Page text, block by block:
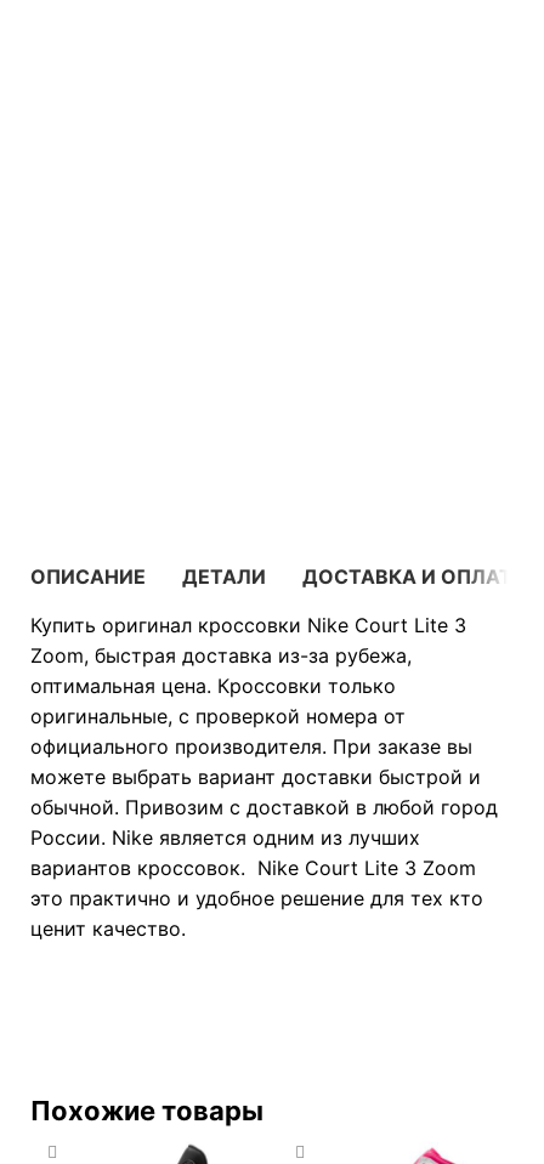
ОПИСАНИЕ ДЕТАЛИ
ДОСТАВКА И ОПЛАТА
Купить оригинал кроссовки Nike Court Lite 3
Zoom, быстрая доставка из-за рубежа,
оптимальная цена. Кроссовки только
оригинальные, с проверкой номера от
официального производителя. При заказе вы
можете выбрать вариант доставки быстрой и
обычной. Привозим с доставкой в любой город
России. Nike является одним из лучших
вариантов кроссовок. Nike Court Lite 3 Zoom
это практично и удобное решение для тех кто
ценит качество.
Похожие товары